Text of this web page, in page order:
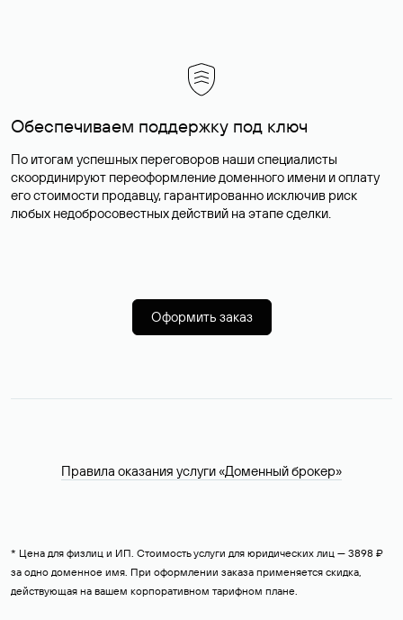
Обеспечиваем поддержку под ключ
По итогам успешных переговоров наши специалисты
скоординируют переоформление доменного имени и оплату
его стоимости продавцу, гарантированно исключив риск
любых недобросовестных действий на этапе сделки.
Оформить заказ
Правила оказания услуги «Доменный брокер»
* Цена для физлиц и ИП. Стоимость услуги для юридических лиц — 3898 ₽
за одно доменное имя. При оформлении заказа применяется скидка,
действующая на вашем корпоративном тарифном плане.